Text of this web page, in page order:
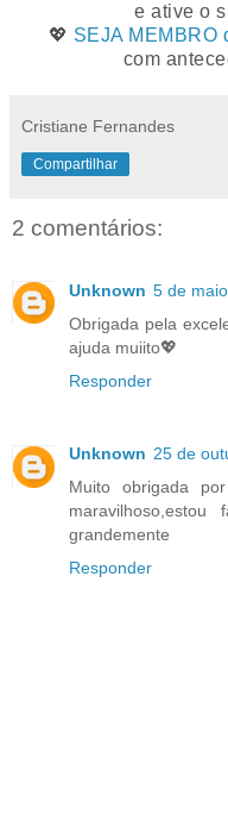
e ative o
💖 SEJA MEMBRO
com
Cristiane Fernandes
Compartilhar
2 comentários:
Unknown 5 de
Obrigada pela
ajuda muiito💖
Responder
Unknown 25 de
Muito obrigada
grandemente
Responder